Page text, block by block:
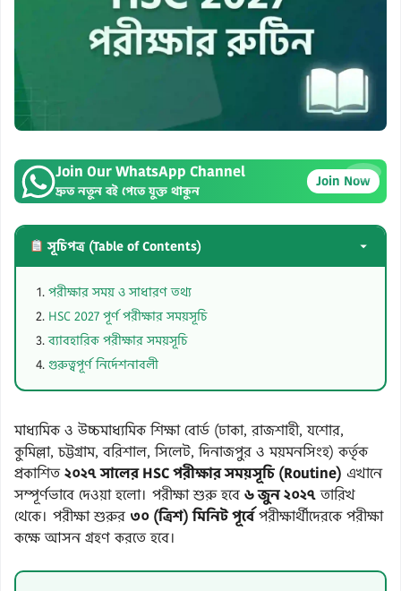
×
Join Our WhatsApp Channel
দ্রুত নতুন বই পেতে যুক্ত থাকুন
Join Now
সূচিপত্র (Table of Contents)
পরীক্ষার সময় ও সাধারণ তথ্য
HSC 2027 পূর্ণ পরীক্ষার সময়সূচি
ব্যাবহারিক পরীক্ষার সময়সূচি
গুরুত্বপূর্ণ নির্দেশনাবলী
মাধ্যমিক ও উচ্চমাধ্যমিক শিক্ষা বোর্ড (ঢাকা, রাজশাহী, যশোর,
কুমিল্লা, চট্টগ্রাম, বরিশাল, সিলেট, দিনাজপুর ও ময়মনসিংহ) কর্তৃক
প্রকাশিত২০২৭ সালের HSC পরীক্ষার সময়সূচি (Routine) এখানে
সম্পূর্ণভাবে দেওয়া হলো। পরীক্ষা শুরু হবে ৬ জুন ২০২৭তারিখ
থেকে। পরীক্ষা শুরুর ৩০ (ত্রিশ) মিনিট পূর্বেপরীক্ষার্থীদেরকে পরীক্ষা
কক্ষে আসন গ্রহণ করতে হবে।